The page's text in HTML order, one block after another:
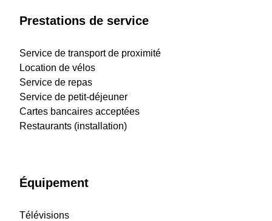
Prestations de service
Service de transport de proximité
Location de vélos
Service de repas
Service de petit-déjeuner
Cartes bancaires acceptées
Restaurants (installation)
Équipement
Télévisions